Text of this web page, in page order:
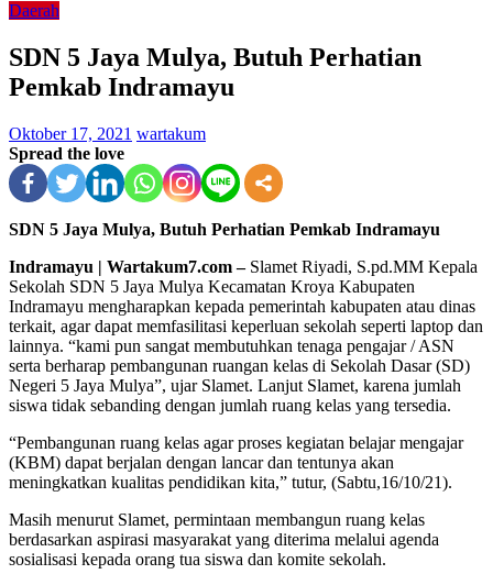
Daerah
SDN 5 Jaya Mulya, Butuh Perhatian
Pemkab Indramayu
Oktober 17, 2021 wartakum
Spread the love
SDN 5 Jaya Mulya, Butuh Perhatian Pemkab Indramayu
Indramayu | Wartakum7.com –Slamet Riyadi, S.pd.MM Kepala
Sekolah SDN 5 Jaya Mulya Kecamatan Kroya Kabupaten
Indramayu mengharapkan kepada pemerintah kabupaten atau dinas
terkait, agar dapat memfasilitasi keperluan sekolah seperti laptop dan
lainnya. “kami pun sangat membutuhkan tenaga pengajar / ASN
serta berharap pembangunan ruangan kelas di Sekolah Dasar (SD)
Negeri 5 Jaya Mulya”, ujar Slamet. Lanjut Slamet, karena jumlah
siswa tidak sebanding dengan jumlah ruang kelas yang tersedia.
“Pembangunan ruang kelas agar proses kegiatan belajar mengajar
(KBM) dapat berjalan dengan lancar dan tentunya akan
meningkatkan kualitas pendidikan kita,” tutur, (Sabtu,16/10/21).
Masih menurut Slamet, permintaan membangun ruang kelas
berdasarkan aspirasi masyarakat yang diterima melalui agenda
sosialisasi kepada orang tua siswa dan komite sekolah.